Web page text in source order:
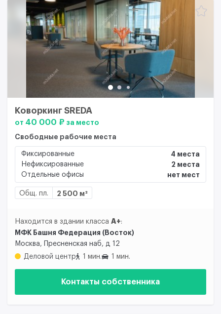
Коворкинг SREDA
от 40 000 ₽ за место
Свободные рабочие места
Фиксированные
4 места
Нефиксированные
2 места
Отдельные офисы
нет мест
Общ. пл. 2 500 м²
Находится в здании класса A+:
МФК Башня Федерация (Восток)
Москва, Пресненская наб, д 12
Деловой центр
1 мин. 1 мин.
Контакты собственника